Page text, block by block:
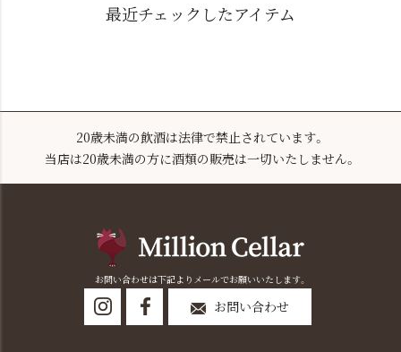
最近チェックしたアイテム
20歳未満の飲酒は法律で禁止されています。
当店は20歳未満の方に酒類の販売は一切いたしません。
お問い合わせは下記よりメールでお願いいたします。
お問い合わせ